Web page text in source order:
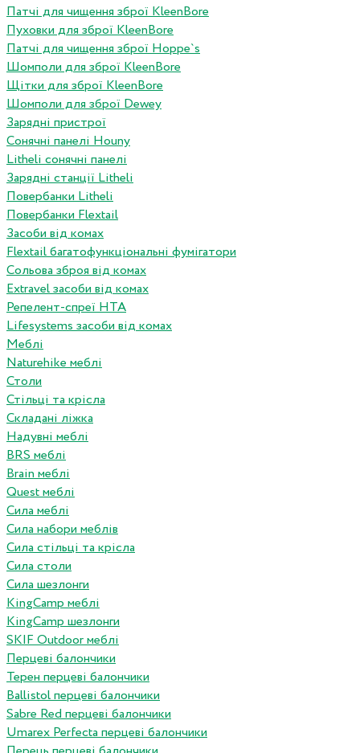
Патчі для чищення зброї KleenBore
Пуховки для зброї KleenBore
Патчі для чищення зброї Hoppe`s
Шомполи для зброї KleenBore
Щітки для зброї KleenBore
Шомполи для зброї Dewey
Зарядні пристрої
Сонячні панелі Houny
Litheli сонячні панелі
Зарядні станції Litheli
Повербанки Litheli
Повербанки Flextail
Засоби від комах
Flextail багатофункціональні фумігатори
Сольова зброя від комах
Extravel засоби від комах
Репелент-спреї HTA
Lifesystems засоби від комах
Меблі
Naturehike меблі
Столи
Стільці та крісла
Складані ліжка
Надувні меблі
BRS меблі
Brain меблі
Quest меблі
Сила меблі
Сила набори меблів
Сила стільці та крісла
Сила столи
Сила шезлонги
KingCamp меблі
KingCamp шезлонги
SKIF Outdoor меблі
Перцеві балончики
Терен перцеві балончики
Ballistol перцеві балончики
Sabre Red перцеві балончики
Umarex Perfecta перцеві балончики